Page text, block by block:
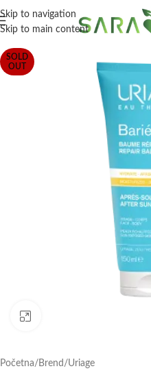
Skip to navigation
Skip to main content
SOLD
OUT
Početna/ Brend /Uriage